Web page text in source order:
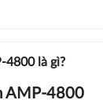
4800 là gì?
AMP-4800